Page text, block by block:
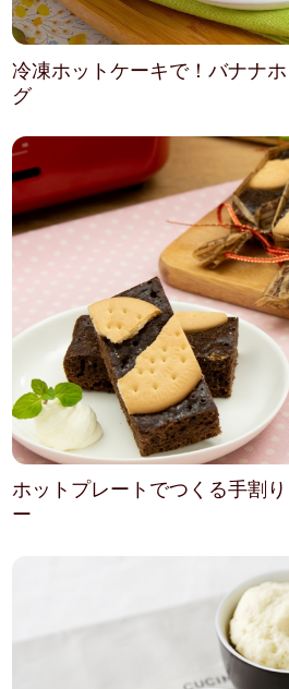
冷凍ホットケーキで！バナナ
グ
ホットプレートでつくる手割
ー